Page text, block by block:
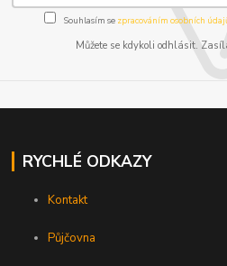
Souhlasím se zpracováním osobních
Můžete se kdykoli odhlásit.
RYCHLÉ ODKAZY
Kontakt
Půjčovna